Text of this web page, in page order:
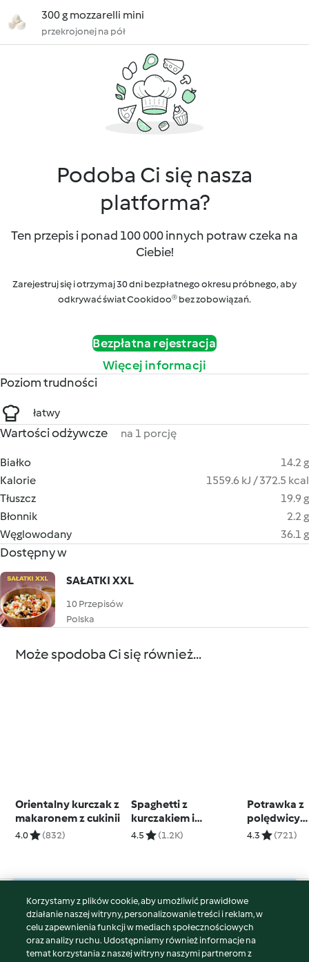
300 g mozzarelli mini
przekrojonej na pół
Podoba Ci się nasza
platforma?
Ten przepis i ponad 100 000 innych potraw czeka na
Ciebie!
Zarejestruj się i otrzymaj 30 dni bezpłatnego okresu próbnego, aby
odkrywać świat Cookidoo® bez zobowiązań.
Bezpłatna rejestracja
Więcej informacji
Poziom trudności
łatwy
Wartości odżywcze na 1 porcję
Białko
14.2 g
Kalorie
1559.6 kJ / 372.5 kcal
Tłuszcz
19.9 g
Błonnik
2.2 g
Węglowodany
36.1 g
Dostępny w
SAŁATKI XXL
10 Przepisów
Polska
Może spodoba Ci się również...
Orientalny kurczak z
makaronem z cukinii
4.0 (832)
Spaghetti z
kurczakiem i
szparagami (TM5,
4.5 (1.2K)
Potrawka z
polędwicy
wieprzowej
4.3 (721)
© Copyright 2026
Warunki korzystania
Polityka prywatności
Korzystamy z plików cookie, aby umożliwić prawidłowe
działanie naszej witryny, personalizowanie treści i reklam, w
celu zapewnienia funkcji w mediach społecznościowych
oraz analizy ruchu. Udostępniamy również informacje na
temat korzystania z naszej witryny naszymi partnerom z